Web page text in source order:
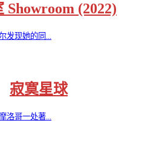
Showroom (2022)
发现她的同...
寂寞星球
洛哥一处著...